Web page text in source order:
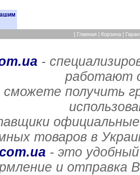
[ Главная | Корзина |
-
работают
сможете получить
товаров в
- это удобный
и отправка